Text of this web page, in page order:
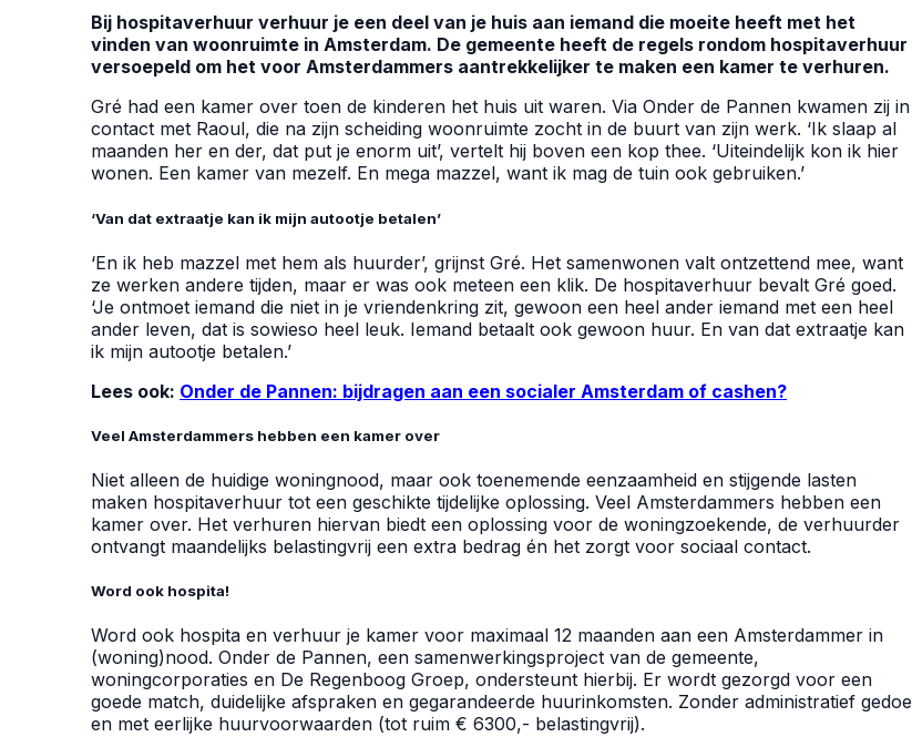
Bij hospitaverhuur verhuur je een deel van je huis aan iemand die moeite heeft met het
vinden van woonruimte in Amsterdam. De gemeente heeft de regels rondom hospitaverhuur
versoepeld om het voor Amsterdammers aantrekkelijker te maken een kamer te verhuren.
Gré had een kamer over toen de kinderen het huis uit waren. Via Onder de Pannen kwamen zij in
contact met Raoul, die na zijn scheiding woonruimte zocht in de buurt van zijn werk. ‘Ik slaap al
maanden her en der, dat put je enorm uit’, vertelt hij boven een kop thee. ‘Uiteindelijk kon ik hier
wonen. Een kamer van mezelf. En mega mazzel, want ik mag de tuin ook gebruiken.’
‘Van dat extraatje kan ik mijn autootje betalen’
‘En ik heb mazzel met hem als huurder’, grijnst Gré. Het samenwonen valt ontzettend mee, want
ze werken andere tijden, maar er was ook meteen een klik. De hospitaverhuur bevalt Gré goed.
‘Je ontmoet iemand die niet in je vriendenkring zit, gewoon een heel ander iemand met een heel
ander leven, dat is sowieso heel leuk. Iemand betaalt ook gewoon huur. En van dat extraatje kan
ik mijn autootje betalen.’
Lees ook: Onder de Pannen: bijdragen aan een socialer Amsterdam of cashen?
Veel Amsterdammers hebben een kamer over
Niet alleen de huidige woningnood, maar ook toenemende eenzaamheid en stijgende lasten
maken hospitaverhuur tot een geschikte tijdelijke oplossing. Veel Amsterdammers hebben een
kamer over. Het verhuren hiervan biedt een oplossing voor de woningzoekende, de verhuurder
ontvangt maandelijks belastingvrij een extra bedrag én het zorgt voor sociaal contact.
Word ook hospita!
Word ook hospita en verhuur je kamer voor maximaal 12 maanden aan een Amsterdammer in
(woning)nood. Onder de Pannen, een samenwerkingsproject van de gemeente,
woningcorporaties en De Regenboog Groep, ondersteunt hierbij. Er wordt gezorgd voor een
goede match, duidelijke afspraken en gegarandeerde huurinkomsten. Zonder administratief gedoe
en met eerlijke huurvoorwaarden (tot ruim € 6300,- belastingvrij).